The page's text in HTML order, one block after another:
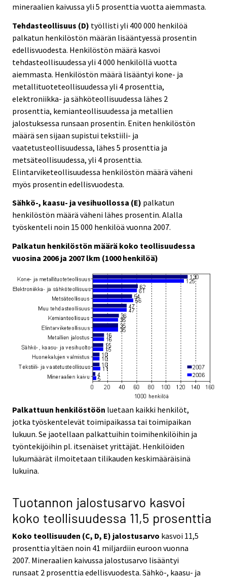
mineraalien kaivussa yli 5 prosenttia vuotta aiemmasta.
Tehdasteollisuus (D) työllisti yli 400 000 henkilöä
palkatun henkilöstön määrän lisääntyessä prosentin
edellisvuodesta. Henkilöstön määrä kasvoi
tehdasteollisuudessa yli 4 000 henkilöllä vuotta
aiemmasta. Henkilöstön määrä lisääntyi kone- ja
metallituoteteollisuudessa yli 4 prosenttia,
elektroniikka- ja sähköteollisuudessa lähes 2
prosenttia, kemianteollisuudessa ja metallien
jalostuksessa runsaan prosentin. Eniten henkilöstön
määrä sen sijaan supistui tekstiili- ja
vaatetusteollisuudessa, lähes 5 prosenttia ja
metsäteollisuudessa, yli 4 prosenttia.
Elintarviketeollisuudessa henkilöstön määrä väheni
myös prosentin edellisvuodesta.
Sähkö-, kaasu- ja vesihuollossa (E) palkatun
henkilöstön määrä väheni lähes prosentin. Alalla
työskenteli noin 15 000 henkilöä vuonna 2007.
Palkatun henkilöstön määrä koko teollisuudessa
vuosina 2006 ja 2007 lkm (1000 henkilöä)
Palkattuun henkilöstöön luetaan kaikki henkilöt,
jotka työskentelevät toimipaikassa tai toimipaikan
lukuun. Se jaotellaan palkattuihin toimihenkilöihin ja
työntekijöihin pl. itsenäiset yrittäjät. Henkilöiden
lukumäärät ilmoitetaan tilikauden keskimääräisinä
lukuina.
Tuotannon jalostusarvo kasvoi
koko teollisuudessa 11,5 prosenttia
Koko teollisuuden (C, D, E) jalostusarvo kasvoi 11,5
prosenttia yltäen noin 41 miljardiin euroon vuonna
2007. Mineraalien kaivussa jalostusarvo lisääntyi
runsaat 2 prosenttia edellisvuodesta. Sähkö-, kaasu- ja